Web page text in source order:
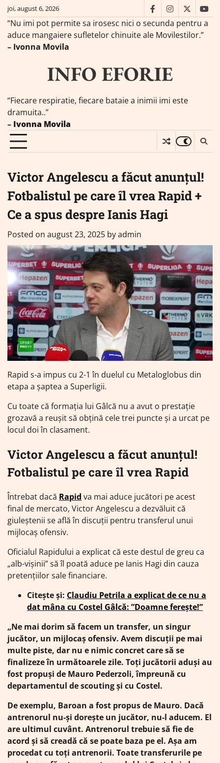
Skip
content
joi, august 6, 2026 facebookinstagram
twitter
“Nu imi pot permite sa irosesc nici o secunda pentru a
aduce mangaiere sufletelor chinuite ale Movilestilor.”
– Ivonna Movila
INFO EFORIE
“Fiecare respiratie, fiecare bataie a inimii imi este
dramuita..”
– Ivonna Movila
Victor Angelescu a făcut anunțul!
Fotbalistul pe care îl vrea Rapid +
Ce a spus despre Ianis Hagi
Posted on august 23, 2025 byadmin
Rapid s-a impus cu 2-1 în duelul cu Metaloglobus din
etapa a șaptea a Superligii.
Cu toate că formația lui Gâlcă nu a avut o prestație
grozavă a reușit să obțină cele trei puncte și a urcat pe
locul doi în clasament.
Victor Angelescu a făcut anunțul!
Fotbalistul pe care îl vrea Rapid
Întrebat dacă Rapid va mai aduce jucători pe acest
final de mercato, Victor Angelescu a dezvăluit că
giuleștenii se află în discuții pentru transferul unui
mijlocaș ofensiv.
Oficialul Rapidului a explicat că este destul de greu ca
„alb-vișinii” să îl poată aduce pe Ianis Hagi din cauza
pretențiilor sale financiare.
Citește și: Claudiu Petrila a explicat de ce nu a
dat mâna cu Costel Gâlcă: ”Doamne ferește!”
„Ne mai dorim să facem un transfer, un singur
jucător, un mijlocaș ofensiv. Avem discuții pe mai
multe piste, dar nu e nimic concret care să se
finalizeze în următoarele zile. Toți jucătorii aduși au
fost propuși de Mauro Pederzoli, împreună cu
departamentul de scouting și cu Costel.
De exemplu, Baroan a fost propus de Mauro. Dacă
antrenorul nu-și dorește un jucător, nu-l aducem. El
are ultimul cuvânt. Antrenorul trebuie să fie de
acord și să creadă că se poate baza pe el. Așa am
procedat cu toți antrenorii. Toate transferurile pe